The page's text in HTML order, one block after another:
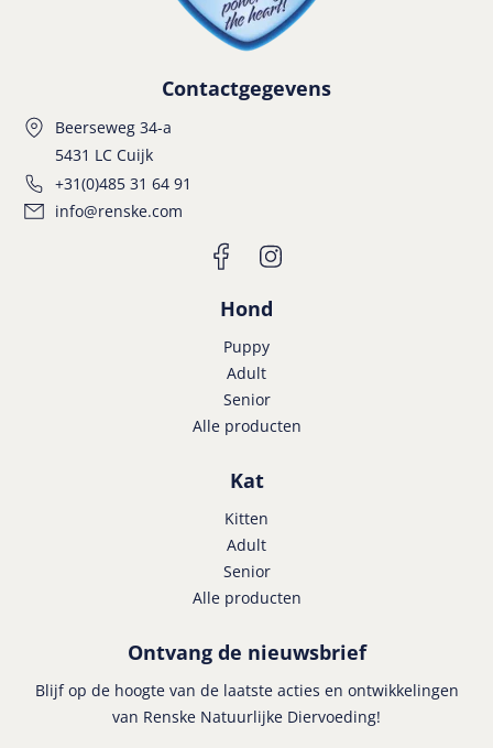
Contactgegevens
Beerseweg 34-a
5431 LC Cuijk
+31(0)485 31 64 91
info@renske.com
Hond
Puppy
Adult
Senior
Alle producten
Kat
Kitten
Adult
Senior
Alle producten
Ontvang de nieuwsbrief
Blijf op de hoogte van de laatste acties en ontwikkelingen
van Renske Natuurlijke Diervoeding!